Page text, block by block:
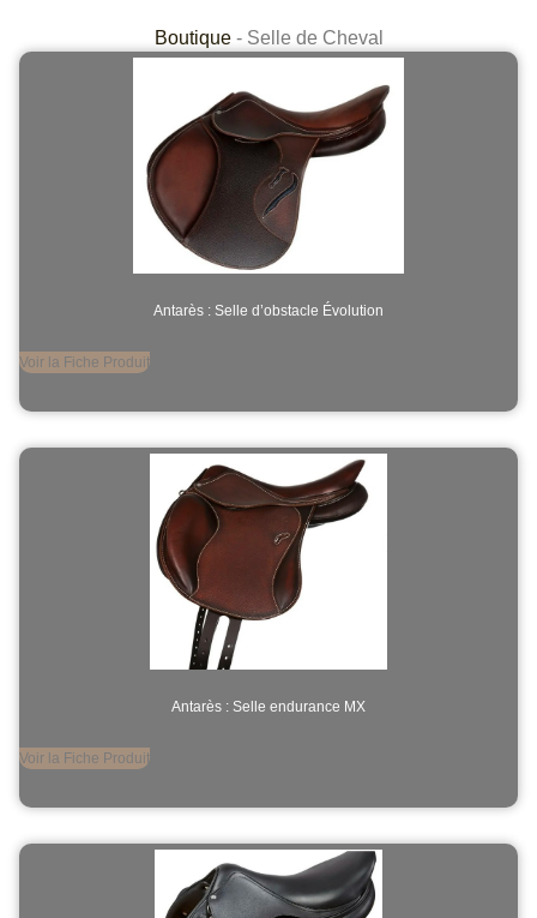
Boutique- Selle de Cheval
Antarès : Selle d’obstacle Évolution
Voir la Fiche Produit
Antarès : Selle endurance MX
Voir la Fiche Produit